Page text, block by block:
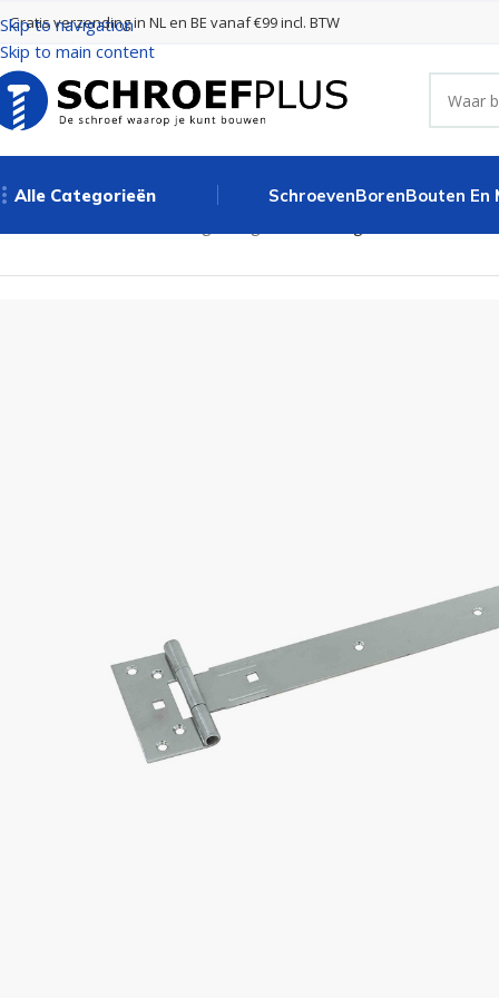
Skip to navigation
Skip to main content
Gratis verzending in NL en BE vanaf €99 incl. BTW
Alle Categorieën SchroevenBorenBouten En